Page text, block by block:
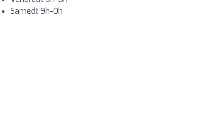
Samedi: 9h-0h